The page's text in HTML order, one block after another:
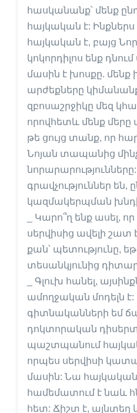
հասկանանք՝ մենք
հայկական է: Ինքներս
հայկական է, բայց
կոկորդիլոս ենք
մասին է խոսքը. մենք
արժեքները
զբոսաշրջիկը մեզ
որովհետև մենք մերը
թե ցույց տանք, որ
Նոյան տապանից
գրավչություններ են,
կազմակերպման
_ Կարո՞ղ ենք ասել,
սերվիսից ավելի շատ
քան՝ պետությունը,
տեսանկյունից
_ Գլուխ հանել,
ամողջական մոդելն
գիտնականների եմ
դոկտորական
պաշտպանում
որպես սերվիսի
մասին: Նա
համեմատում է նաև
հետ: Ճիշտ է,